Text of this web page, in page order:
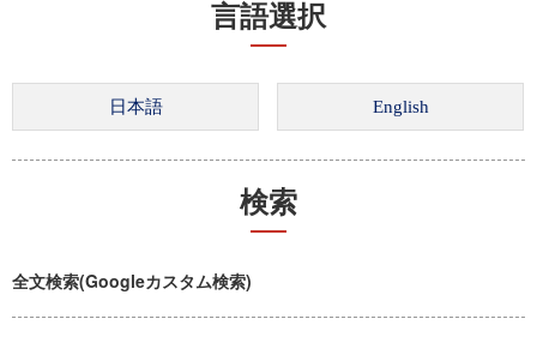
言語選択
検索
全文検索(Googleカスタム検索)